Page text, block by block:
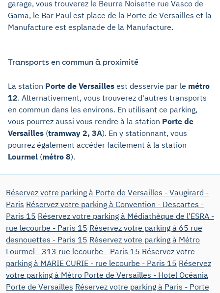
garage, vous trouverez le Beurre Noisette rue Vasco de
Gama, le Bar Paul est place de la Porte de Versailles et la
Manufacture est esplanade de la Manufacture.
Transports en commun à proximité
La station Porte de Versailles est desservie par le métro
12. Alternativement, vous trouverez d'autres transports
en commun dans les environs. En utilisant ce parking,
vous pourrez aussi vous rendre à la station Porte de
Versailles (tramway 2, 3A). En y stationnant, vous
pourrez également accéder facilement à la station
Lourmel (métro 8).
Réservez votre parking à Porte de Versailles - Vaugirard -
Paris Réservez votre parking à Convention - Descartes -
Paris 15 Réservez votre parking à Médiathèque de l'ESRA -
rue lecourbe - Paris 15 Réservez votre parking à 65 rue
desnouettes - Paris 15 Réservez votre parking à Métro
Lourmel - 313 rue lecourbe - Paris 15 Réservez votre
parking à MARIE CURIE - rue lecourbe - Paris 15 Réservez
votre parking à Métro Porte de Versailles - Hotel Océania
Porte de Versailles Réservez votre parking à Paris - Porte